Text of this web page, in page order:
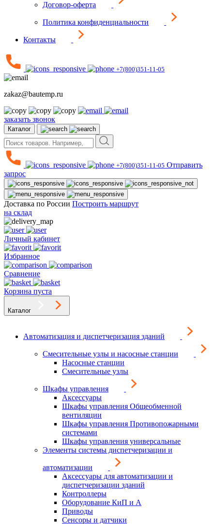
Договор-оферта
Политика конфиденциальности
Контакты
+7(800)351-11-05
zakaz@bautemp.ru
заказать звонок
Каталог
+7(800)351-11-05 Отправить
запрос
Доставка по России Построить маршрут
на склад
Личный кабинет
Избранное
Сравнение
Корзина пуста
Каталог
Автоматизация и диспетчеризация зданий
Смесительные узлы и насосные станции
Насосные станции
Смесительные узлы
Шкафы управления
Аксессуары
Шкафы управления Общеобменной
вентиляции
Шкафы управления Противопожарными
системами
Шкафы управления универсальные
Элементы системы диспетчеризации и
автоматизации
Аксессуары для автоматизации и
диспетчеризации зданий
Контроллеры
Оборудование КиП и А
Приводы
Сенсоры и датчики